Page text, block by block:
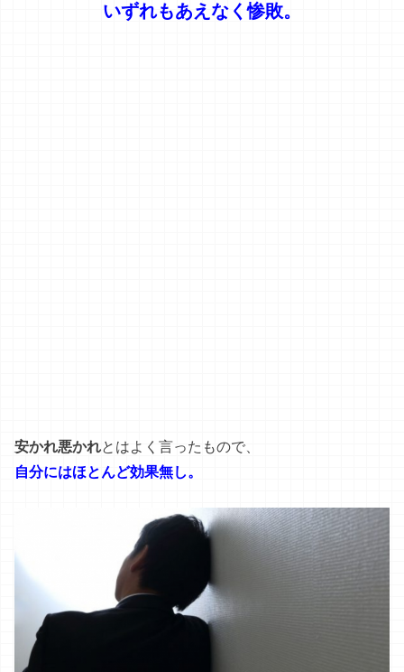
いずれもあえなく惨敗。
いっそのこと、本格的に通院しようかとも考えたんです
が、その勇気も出ず…
このまま情けない男として